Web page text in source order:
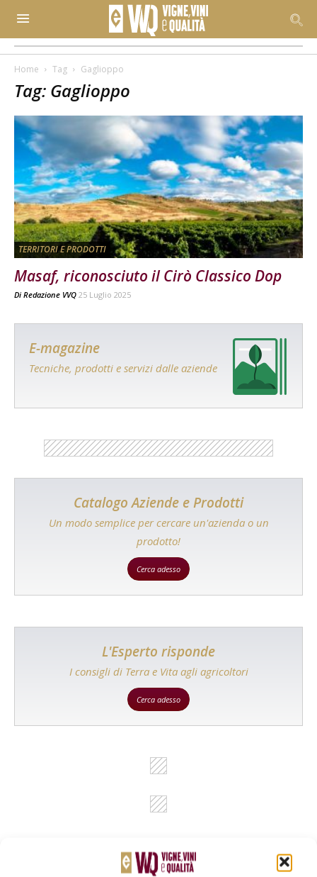
Home Tag Gaglioppo
Tag: Gaglioppo
TERRITORI E PRODOTTI
Masaf, riconosciuto il Cirò Classico Dop
Di Redazione VVQ 25 Luglio 2025
E-magazine
Tecniche, prodotti e servizi dalle aziende
Catalogo Aziende e Prodotti
Un modo semplice per cercare un'azienda o un
prodotto!
Cerca adesso
L'Esperto risponde
I consigli di Terra e Vita agli agricoltori
Cerca adesso